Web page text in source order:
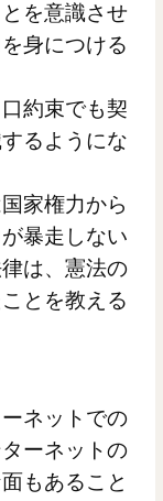
を意識させ
身につける
約束でも契
るようにな
家権力から
暴走しない
は、憲法の
とを教える
ネットでの
ーネットの
もあること